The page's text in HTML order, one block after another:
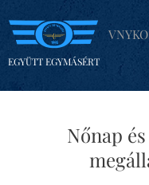
EGYÜTT EGYMÁSÉRT
Nőnap